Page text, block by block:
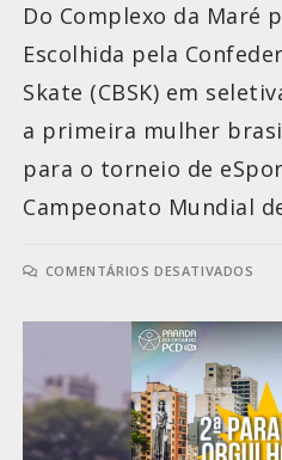
Do Complexo da Maré
Escolhida pela
Skate (CBSK) em
a primeira mulher
para o torneio de
Campeonato Mundial
COMENTÁRIOS DESATIVADOS